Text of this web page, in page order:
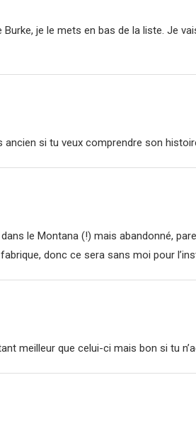
je le mets en bas de la liste. Je
si tu veux comprendre son
le Montana (!) mais abandonné,
fabrique, donc ce sera sans moi pour
meilleur que celui-ci mais bon si tu